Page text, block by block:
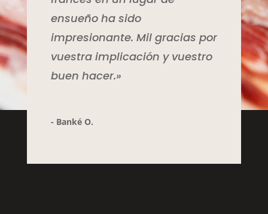
ensueño ha sido
impresionante. Mil gracias por
vuestra implicación y vuestro
buen hacer.»
- Banké O.